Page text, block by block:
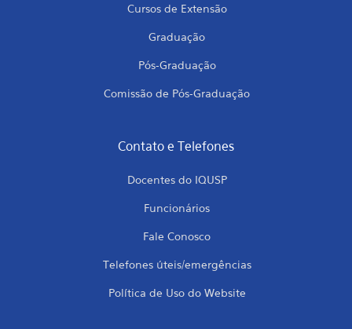
Cursos de Extensão
Graduação
Pós-Graduação
Comissão de Pós-Graduação
Contato e Telefones
Docentes do IQUSP
Funcionários
Fale Conosco
Telefones úteis/emergências
Política de Uso do Website